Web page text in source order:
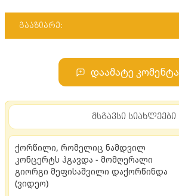
გააზიარე:
დაამატე
მსგავსი სიახლეები
ქორწილი, რომელიც ნამდვილ
კონცერტს ჰგავდა - მომღერალი
გიორგი მეფისაშვილი დაქორწინდა
(ვიდეო)